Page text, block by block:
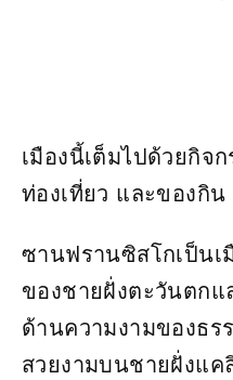
เมืองนี้เต็มไปด้วยกิจ
ท่องเที่ยว และของกิน
ซานฟรานซิสโกเป็นเ
ของชายฝั่งตะวันตกแ
ด้านความงามของธร
สวยงามบนชายฝั่งแค